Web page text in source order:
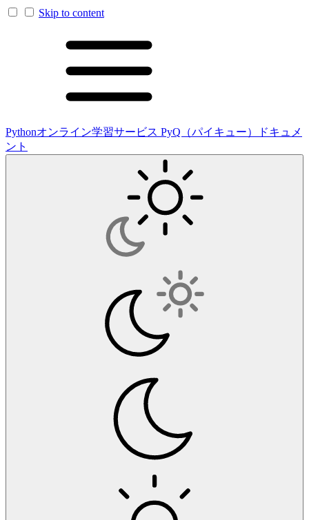
Skip to content
Pythonオンライン学習サービス PyQ（パイキュー）ドキュメ
ント